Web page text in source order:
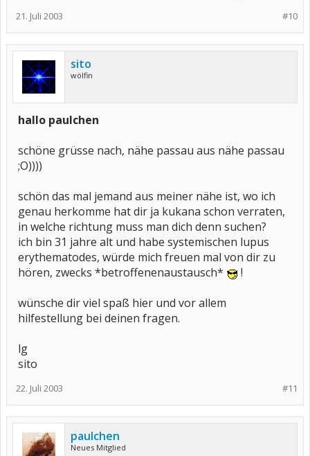
#10
21. Juli 2003
sito
wölfin
hallo paulchen
schöne grüsse nach, nähe passau aus nähe passau
;O))))
schön das mal jemand aus meiner nähe ist, wo ich
genau herkomme hat dir ja kukana schon verraten,
in welche richtung muss man dich denn suchen?
ich bin 31 jahre alt und habe systemischen lupus
erythematodes, würde mich freuen mal von dir zu
hören, zwecks *betroffenenaustausch*
!
wünsche dir viel spaß hier und vor allem
hilfestellung bei deinen fragen.
lg
sito
#11
22. Juli 2003
paulchen
Neues Mitglied